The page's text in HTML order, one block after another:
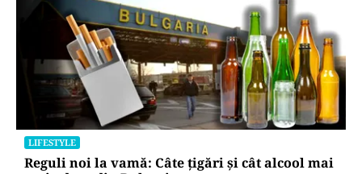
LIFESTYLE
Reguli noi la vamă: Câte țigări și cât alcool mai